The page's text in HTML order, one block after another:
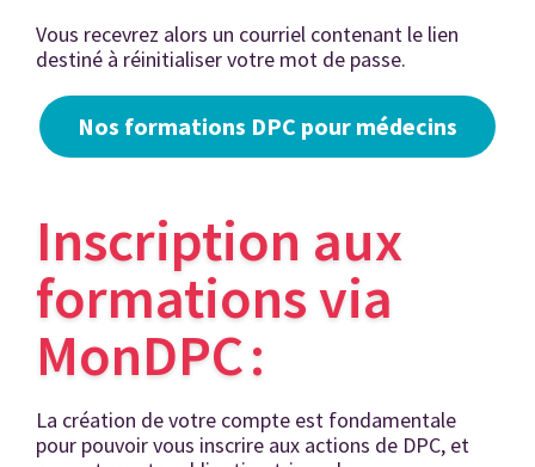
Vous recevrez alors un courriel contenant le lien
destiné à réinitialiser votre mot de passe.
Nos formations DPC pour médecins
Inscription aux
formations via
MonDPC :
La création de votre compte est fondamentale
pour pouvoir vous inscrire aux actions de DPC, et